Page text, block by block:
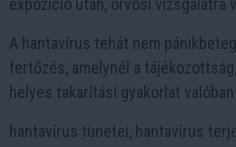
A hantavírus tehát nem
fertőzés, amelynél a
helyes takarítási gyakorlat
hantavírus tünetei, hantavírus